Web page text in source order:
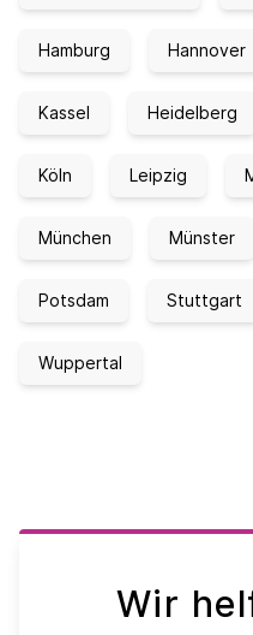
Hamburg Hannover
Kassel Heidelberg
Köln Leipzig
München Münster
Potsdam Stuttgart
Wuppertal
Wir